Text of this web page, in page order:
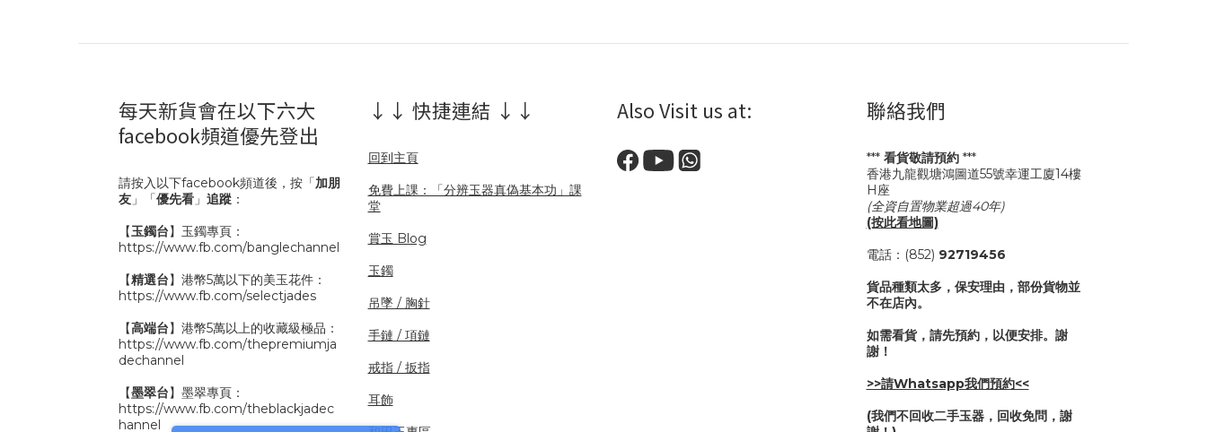
每天新貨會在以下六大
facebook頻道優先登出
請按入以下facebook頻道後，按「加朋
友 」「優先看 」 追蹤 ：
【玉鐲台】玉鐲專頁：
https://www.fb.com/banglechannel
【精選台】港幣5萬以下的美玉花件：
https://www.fb.com/selectjades
【高端台】港幣5萬以上的收藏級極品：
https://www.fb.com/thepremiumja
dechannel
【墨翠台】墨翠專頁：
https://www.fb.com/theblackjadec
hannel
↓↓ 快捷連結 ↓↓
回到主頁
免費上課：「分辨玉器真偽基本功」課
堂
賞玉 Blog
玉鐲
吊墜 / 胸針
手鏈 / 項鏈
戒指 / 扳指
耳飾
Also Visit us at: 聯絡我們
*** 看貨敬請預約***
香港九龍觀塘鴻圖道55號幸運工廈14樓
H座
(全資自置物業超過40年)
(按此看地圖)
電話：(852) 92719456
貨品種類太多，保安理由，部份貨物並
不在店內。
如需看貨，請先預約，以便安排。謝
謝！
>>請Whatsapp我們預約<<
(我們不回收二手玉器，回收免問，謝